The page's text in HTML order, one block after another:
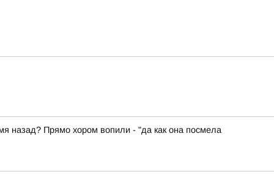
назад? Прямо хором вопили - "да как она посмела